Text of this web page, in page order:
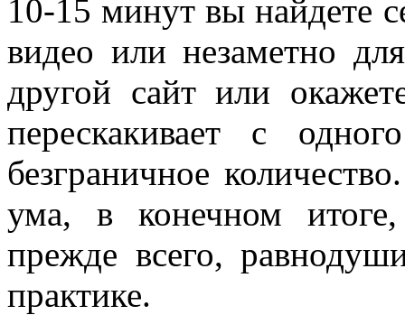
10-15 минут вы найдете
видео или незаметно
другой сайт или
перескакивает с
безграничное
ума, в конечном
прежде всего,
практике.